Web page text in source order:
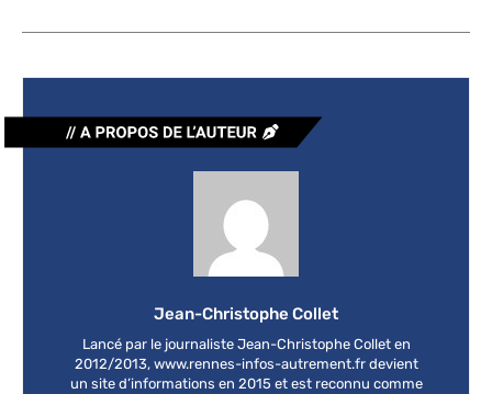
Jean-Christophe Collet
Lancé par le journaliste Jean-Christophe Collet en
2012/2013, www.rennes-infos-autrement.fr devient
un site d’informations en 2015 et est reconnu comme